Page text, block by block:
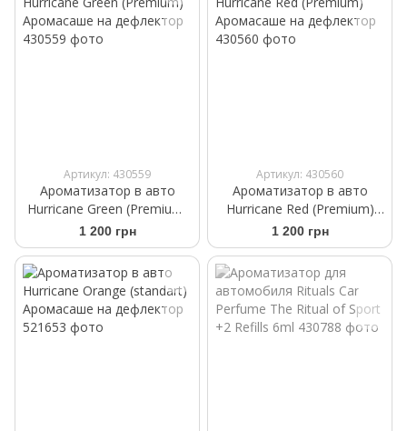
Артикул: 430559
Ароматизатор в авто
Hurricane Green (Premium)
Аромасаше на дефлектор
1 200 грн
Артикул: 430560
Ароматизатор в авто
Hurricane Red (Premium)
Аромасаше на дефлектор
1 200 грн